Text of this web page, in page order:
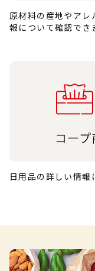
原材料の産地やアレ
報について確認でき
日用品の詳しい情報